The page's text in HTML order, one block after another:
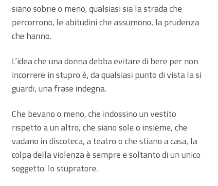
siano sobrie o meno, qualsiasi sia la strada che
percorrono, le abitudini che assumono, la prudenza
che hanno.
L’idea che una donna debba evitare di bere per non
incorrere in stupro è, da qualsiasi punto di vista la si
guardi, una frase indegna.
Che bevano o meno, che indossino un vestito
rispetto a un altro, che siano sole o insieme, che
vadano in discoteca, a teatro o che stiano a casa, la
colpa della violenza è sempre e soltanto di un unico
soggetto: lo stupratore.